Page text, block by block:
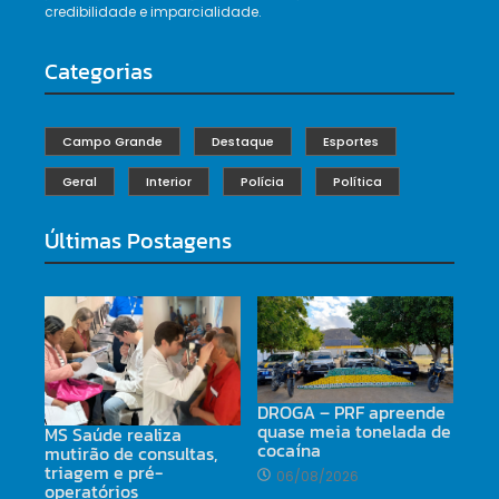
credibilidade e imparcialidade.
Categorias
Campo Grande Destaque Esportes
Geral Interior Polícia Política
Últimas Postagens
MS Saúde realiza
mutirão de consultas,
triagem e pré-
operatórios
DROGA – PRF apreende
quase meia tonelada de
cocaína
06/08/2026